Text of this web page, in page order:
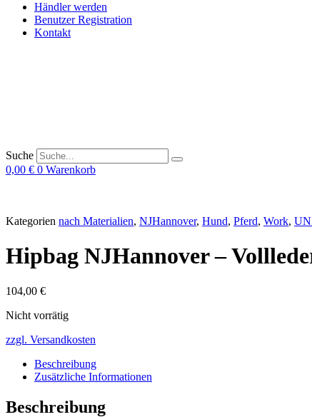
Händler werden
Benutzer Registration
Kontakt
Suche
0,00 € 0 Warenkorb
Kategorien nach Materialien, NJHannover, Hund, Pferd, Work,
Hipbag NJHannover –
104,00 €
Nicht vorrätig
zzgl. Versandkosten
Beschreibung
Zusätzliche Informationen
Beschreibung